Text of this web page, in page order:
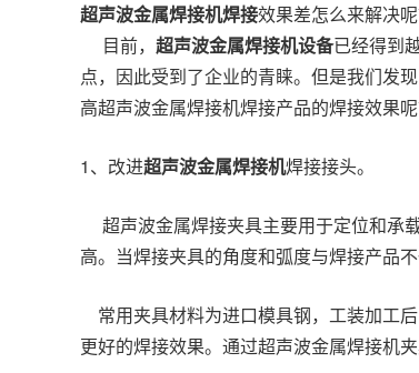
超声波金属焊接机焊接效果差怎么来解决呢
目前， 超声波金属焊接机设备已经得到
点，因此受到了企业的青睐。但是我们发
高超声波金属焊接机焊接产品的焊接效果
1、改进超声波金属焊接机焊接接头。
超声波金属焊接夹具主要用于定位和承
高。当焊接夹具的角度和弧度与焊接产品
常用夹具材料为进口模具钢，工装加工
更好的焊接效果。通过超声波金属焊接机